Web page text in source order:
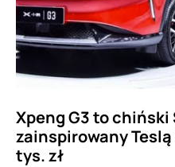
Xpeng G3 to
zainspirowany
tys. zł